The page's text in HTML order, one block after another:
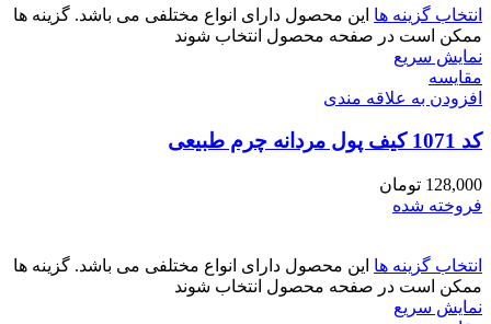
انتخاب گزینه ها این محصول دارای انواع مختلفی می باشد. گزینه ها
ممکن است در صفحه محصول انتخاب شوند
نمایش سریع
مقايسه
افزودن به علاقه مندی
کد 1071 کیف پول مردانه چرم طبیعی
128,000 تومان
فروخته شده
انتخاب گزینه ها این محصول دارای انواع مختلفی می باشد. گزینه ها
ممکن است در صفحه محصول انتخاب شوند
نمایش سریع